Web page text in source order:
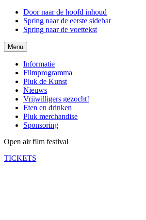
Door naar de hoofd inhoud
Spring naar de eerste sidebar
Spring naar de voettekst
Menu
Informatie
Filmprogramma
Pluk de Kunst
Nieuws
Vrijwilligers gezocht!
Eten en drinken
Pluk merchandise
Sponsoring
Open air film festival
TICKETS